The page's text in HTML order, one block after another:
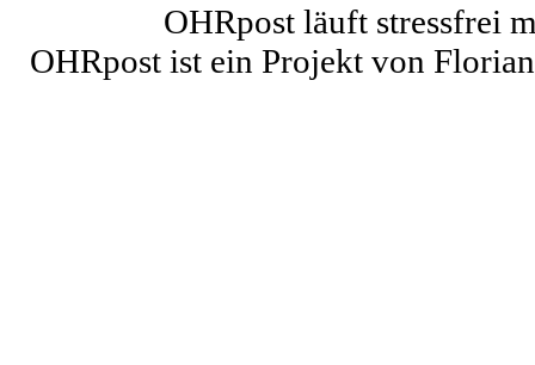
OHRpost läuft stressfrei
OHRpost ist ein Projekt von